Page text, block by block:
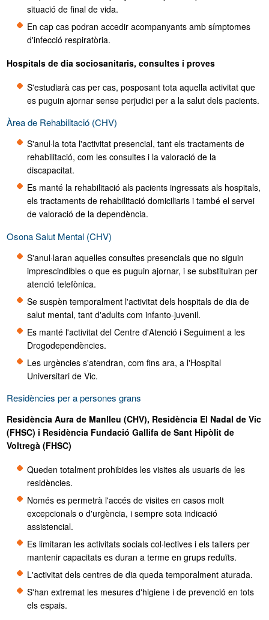
situació de final de vida.
En cap cas podran accedir acompanyants amb símptomes
d'infecció respiratòria.
Hospitals de dia sociosanitaris, consultes i proves
S'estudiarà cas per cas, posposant tota aquella activitat que
es puguin ajornar sense perjudici per a la salut dels pacients.
Àrea de Rehabilitació (CHV)
S'anul·la tota l'activitat presencial, tant els tractaments de
rehabilitació, com les consultes i la valoració de la
discapacitat.
Es manté la rehabilitació als pacients ingressats als hospitals,
els tractaments de rehabilitació domiciliaris i també el servei
de valoració de la dependència.
Osona Salut Mental (CHV)
S'anul·laran aquelles consultes presencials que no siguin
imprescindibles o que es puguin ajornar, i se substituiran per
atenció telefònica.
Se suspèn temporalment l'activitat dels hospitals de dia de
salut mental, tant d'adults com infanto-juvenil.
Es manté l'activitat del Centre d'Atenció i Seguiment a les
Drogodependències.
Les urgències s'atendran, com fins ara, a l'Hospital
Universitari de Vic.
Residències per a persones grans
Residència Aura de Manlleu (CHV), Residència El Nadal de Vic
(FHSC) i Residència Fundació Gallifa de Sant Hipòlit de
Voltregà (FHSC)
Queden totalment prohibides les visites als usuaris de les
residències.
Només es permetrà l'accés de visites en casos molt
excepcionals o d'urgència, i sempre sota indicació
assistencial.
Es limitaran les activitats socials col·lectives i els tallers per
mantenir capacitats es duran a terme en grups reduïts.
L'activitat dels centres de dia queda temporalment aturada.
S'han extremat les mesures d'higiene i de prevenció en tots
els espais.